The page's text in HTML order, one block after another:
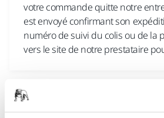
votre commande quitte notre
est envoyé confirmant son
numéro de suivi du colis ou de la
vers le site de notre prestataire
BOUTIQUE EN LIGNE, EXPÉDITION ET